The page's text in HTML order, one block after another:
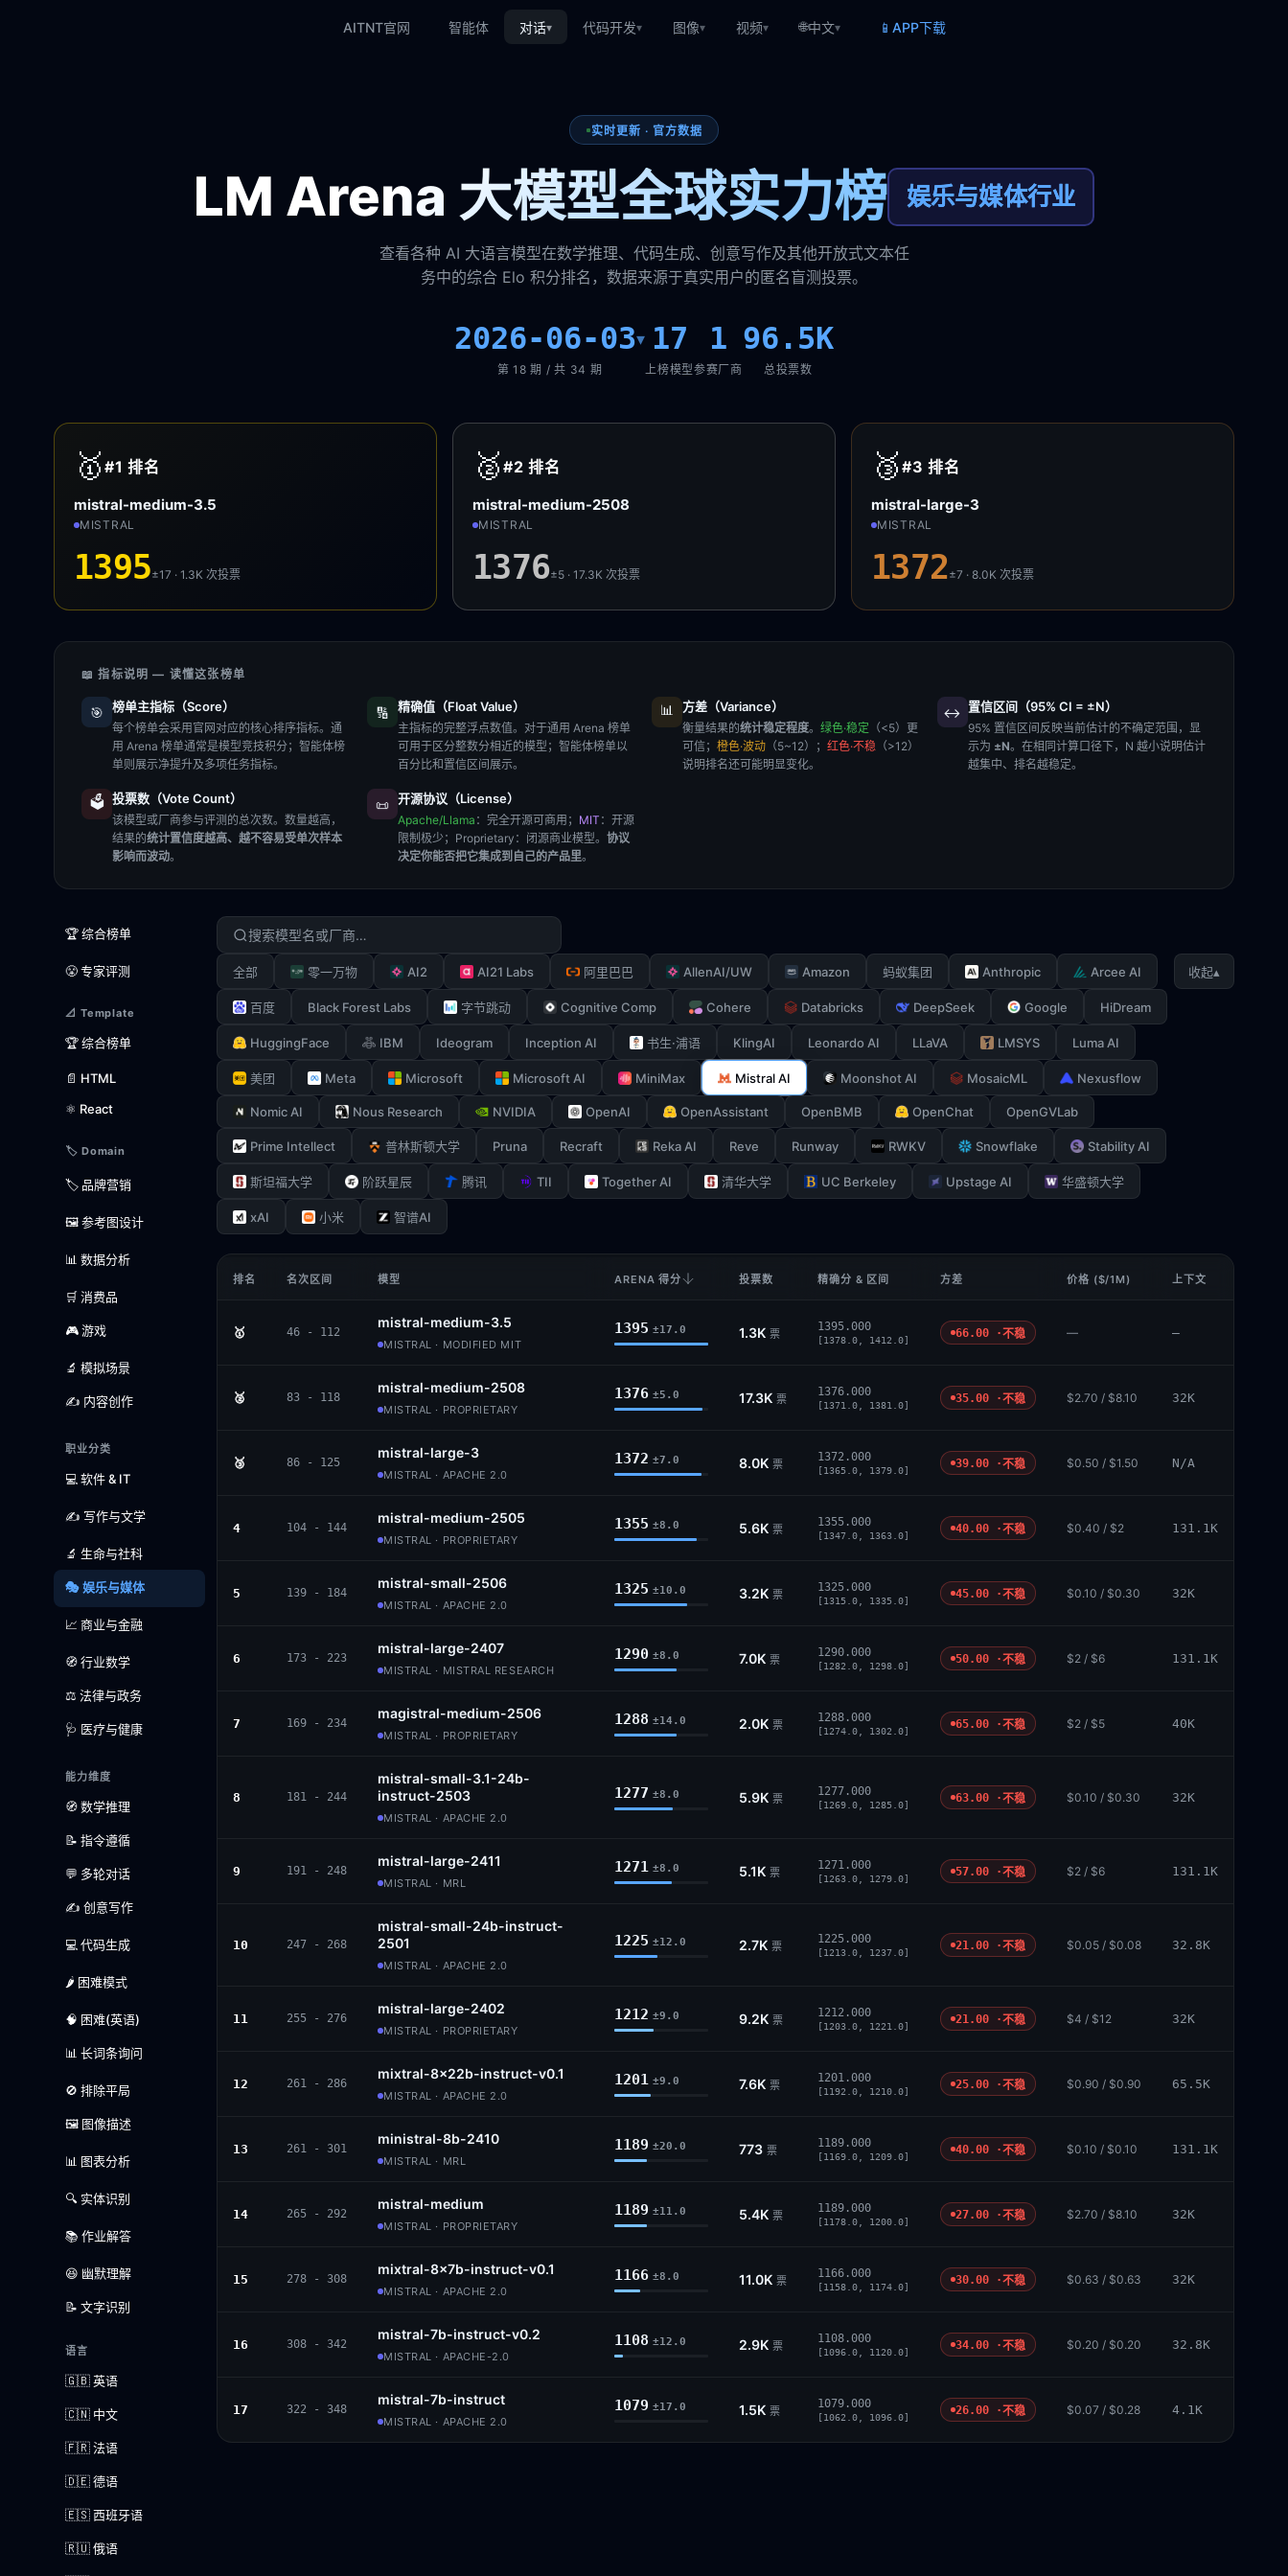
AITNT官网 智能体 对话▾ 代码开发▾ 图像▾ 视频▾ 🌐中文▾ 📱 APP下载
实时更新 · 官方数据
LM Arena 大模型全球实力榜 娱乐与媒体行业
查看各种 AI 大语言模型在数学推理、代码生成、创意写作及其他开放式文本任
务中的综合 Elo 积分排名，数据来源于真实用户的匿名盲测投票。
2026-06-03▾
第 18 期 / 共 34 期
17
上榜模型
1
参赛厂商
96.5K
总投票数
🥇 #1排名
mistral-medium-3.5
MISTRAL
1395±17 · 1.3K次投票
🥈 #2排名
mistral-medium-2508
MISTRAL
1376±5 · 17.3K次投票
🥉 #3排名
mistral-large-3
MISTRAL
1372±7 · 8.0K次投票
📖 指标说明 — 读懂这张榜单
🎯 榜单主指标（Score）
每个榜单会采用官网对应的核心排序指标。通
用 Arena 榜单通常是模型竞技积分；智能体榜
单则展示净提升及多项任务指标。
🔢 精确值（Float Value）
主指标的完整浮点数值。对于通用 Arena 榜单
可用于区分整数分相近的模型；智能体榜单以
百分比和置信区间展示。
📊 方差（Variance）
衡量结果的统计稳定程度。 绿色·稳定 （<5）更
可信； 橙色·波动 （5~12）； 红色·不稳 （>12）
说明排名还可能明显变化。
↔️ 置信区间（95% CI = ±N）
95% 置信区间反映当前估计的不确定范围，显
示为 ±N。在相同计算口径下，N 越小说明估计
越集中、排名越稳定。
🗳️ 投票数（Vote Count）
该模型或厂商参与评测的总次数。数量越高，
结果的统计置信度越高、越不容易受单次样本
影响而波动。
📜 开源协议（License）
Apache/Llama ：完全开源可商用； MIT ：开源
限制极少； Proprietary ：闭源商业模型。 协议
决定你能否把它集成到自己的产品里。
🏆 综合榜单
😤 专家评测
📐 Template
🏆 综合榜单
📄 HTML
⚛️ React
🏷️ Domain
🏷️ 品牌营销
🖼️ 参考图设计
📊 数据分析
🛒 消费品
🎮 游戏
🔬 模拟场景
✍️ 内容创作
职业分类
💻 软件 & IT
✍️ 写作与文学
🔬 生命与社科
🎭 娱乐与媒体
📈 商业与金融
🧭 行业数学
⚖️ 法律与政务
🩺 医疗与健康
能力维度
🧭 数学推理
📝 指令遵循
💬 多轮对话
✍️ 创意写作
💻 代码生成
🌶️ 困难模式
🧠 困难(英语)
📊 长词条询问
🚫 排除平局
🖼️ 图像描述
📊 图表分析
🔍 实体识别
📚 作业解答
😆 幽默理解
📝 文字识别
语言
🇬🇧 英语
🇨🇳 中文
🇫🇷 法语
🇩🇪 德语
🇪🇸 西班牙语
🇷🇺 俄语
全部 零一万物 AI2 AI21 Labs 阿里巴巴 AllenAI/UW Amazon 蚂蚁集团 Anthropic Arcee AI
百度 Black Forest Labs 字节跳动 Cognitive Comp Cohere Databricks DeepSeek Google HiDream
HuggingFace IBM Ideogram Inception AI 书生·浦语 KlingAI Leonardo AI LLaVA LMSYS Luma AI
美团 Meta Microsoft Microsoft AI MiniMax Mistral AI Moonshot AI MosaicML Nexusflow
Nomic AI Nous Research NVIDIA OpenAI OpenAssistant OpenBMB OpenChat OpenGVLab
Prime Intellect 普林斯顿大学 Pruna Recraft Reka AI Reve Runway RWKV Snowflake Stability AI
斯坦福大学 阶跃星辰 腾讯 TII Together AI 清华大学 UC Berkeley Upstage AI 华盛顿大学
xAI 小米 智谱AI
收起▴
排名 名次区间 模型 ARENA 得分 投票数 精确分 & 区间 方差 价格 ($/1M) 上下文
🥇 46 - 112
mistral-medium-3.5
MISTRAL · MODIFIED MIT
1395 ±17.0 1.3K 票
1395.000
[1378.0, 1412.0]
66.00 ·不稳 — —
🥈 83 - 118
mistral-medium-2508
MISTRAL · PROPRIETARY
1376 ±5.0 17.3K 票
1376.000
[1371.0, 1381.0]
35.00 ·不稳 $2.70 / $8.10 32K
🥉 86 - 125
mistral-large-3
MISTRAL · APACHE 2.0
1372 ±7.0 8.0K 票
1372.000
[1365.0, 1379.0]
39.00 ·不稳 $0.50 / $1.50 N/A
4 104 - 144
mistral-medium-2505
MISTRAL · PROPRIETARY
1355 ±8.0 5.6K 票
1355.000
[1347.0, 1363.0]
40.00 ·不稳 $0.40 / $2 131.1K
5 139 - 184
mistral-small-2506
MISTRAL · APACHE 2.0
1325 ±10.0 3.2K 票
1325.000
[1315.0, 1335.0]
45.00 ·不稳 $0.10 / $0.30 32K
6 173 - 223
mistral-large-2407
MISTRAL · MISTRAL RESEARCH
1290 ±8.0 7.0K 票
1290.000
[1282.0, 1298.0]
50.00 ·不稳 $2 / $6 131.1K
7 169 - 234
magistral-medium-2506
MISTRAL · PROPRIETARY
1288 ±14.0 2.0K 票
1288.000
[1274.0, 1302.0]
65.00 ·不稳 $2 / $5 40K
8 181 - 244
mistral-small-3.1-24b-
instruct-2503
MISTRAL · APACHE 2.0
1277 ±8.0 5.9K 票
1277.000
[1269.0, 1285.0]
63.00 ·不稳 $0.10 / $0.30 32K
9 191 - 248
mistral-large-2411
MISTRAL · MRL
1271 ±8.0 5.1K 票
1271.000
[1263.0, 1279.0]
57.00 ·不稳 $2 / $6 131.1K
10 247 - 268
mistral-small-24b-instruct-
2501
MISTRAL · APACHE 2.0
1225 ±12.0 2.7K 票
1225.000
[1213.0, 1237.0]
21.00 ·不稳 $0.05 / $0.08 32.8K
11 255 - 276
mistral-large-2402
MISTRAL · PROPRIETARY
1212 ±9.0 9.2K 票
1212.000
[1203.0, 1221.0]
21.00 ·不稳 $4 / $12 32K
12 261 - 286
mixtral-8x22b-instruct-v0.1
MISTRAL · APACHE 2.0
1201 ±9.0 7.6K 票
1201.000
[1192.0, 1210.0]
25.00 ·不稳 $0.90 / $0.90 65.5K
13 261 - 301
ministral-8b-2410
MISTRAL · MRL
1189 ±20.0 773 票
1189.000
[1169.0, 1209.0]
40.00 ·不稳 $0.10 / $0.10 131.1K
14 265 - 292
mistral-medium
MISTRAL · PROPRIETARY
1189 ±11.0 5.4K 票
1189.000
[1178.0, 1200.0]
27.00 ·不稳 $2.70 / $8.10 32K
15 278 - 308
mixtral-8x7b-instruct-v0.1
MISTRAL · APACHE 2.0
1166 ±8.0 11.0K 票
1166.000
[1158.0, 1174.0]
30.00 ·不稳 $0.63 / $0.63 32K
16 308 - 342
mistral-7b-instruct-v0.2
MISTRAL · APACHE-2.0
1108 ±12.0 2.9K 票
1108.000
[1096.0, 1120.0]
34.00 ·不稳 $0.20 / $0.20 32.8K
17 322 - 348
mistral-7b-instruct
MISTRAL · APACHE 2.0
1079 ±17.0 1.5K 票
1079.000
[1062.0, 1096.0]
26.00 ·不稳 $0.07 / $0.28 4.1K